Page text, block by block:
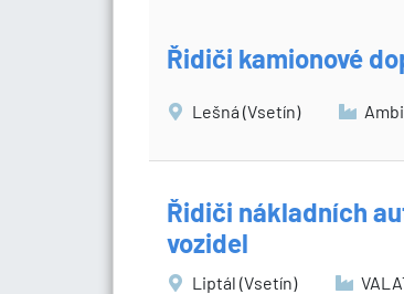
Řidiči kamionové
Lešná (Vsetín)
Řidiči nákladních
vozidel
Liptál (Vsetín)